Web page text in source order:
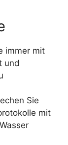
immer mit
und
Sie
mit